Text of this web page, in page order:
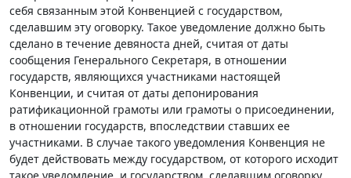
себя связанным этой Конвенцией с государством,
сделавшим эту оговорку. Такое уведомление должно быть
сделано в течение девяноста дней, считая от даты
сообщения Генерального Секретаря, в отношении
государств, являющихся участниками настоящей
Конвенции, и считая от даты депонирования
ратификационной грамоты или грамоты о присоединении,
в отношении государств, впоследствии ставших ее
участниками. В случае такого уведомления Конвенция не
будет действовать между государством, от которого исходит